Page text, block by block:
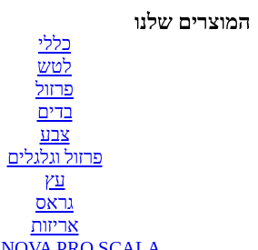
המוצרים שלנו
כללי
לטש
פרזול
בדים
צבע
פרזול וגלגלים
עץ
גראס
אריזות